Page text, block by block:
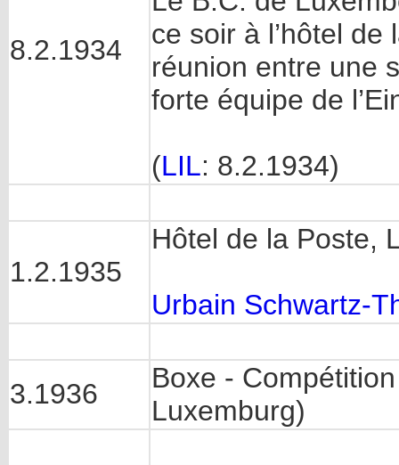
8.2.1934
ce soir à l’hôtel
réunion entre une
forte équipe de
(LIL: 8.2.1934)
1.2.1935
Hôtel de la Poste,
Urbain Schwartz-
3.1936
Boxe -
Luxemburg)